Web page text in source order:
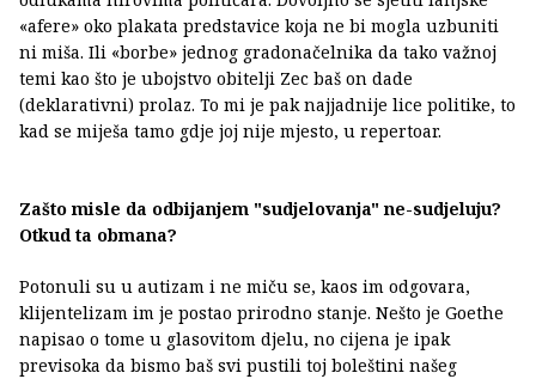
«afere» oko plakata predstavice koja ne bi mogla uzbuniti
ni miša. Ili «borbe» jednog gradonačelnika da tako važnoj
temi kao što je ubojstvo obitelji Zec baš on dade
(deklarativni) prolaz. To mi je pak najjadnije lice politike, to
kad se miješa tamo gdje joj nije mjesto, u repertoar.
Zašto misle da odbijanjem "sudjelovanja" ne-sudjeluju?
Otkud ta obmana?
Potonuli su u autizam i ne miču se, kaos im odgovara,
klijentelizam im je postao prirodno stanje. Nešto je Goethe
napisao o tome u glasovitom djelu, no cijena je ipak
previsoka da bismo baš svi pustili toj boleštini našeg